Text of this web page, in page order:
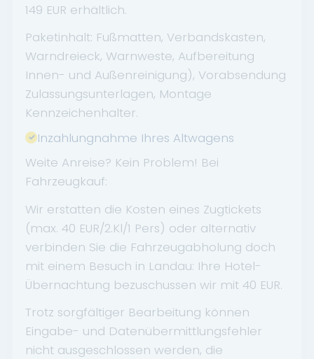
149 EUR erhältlich.
Paketinhalt: Fußmatten, Verbandskasten,
Warndreieck, Warnweste, Aufbereitung
Innen- und Außenreinigung), Vorabsendung
Zulassungsunterlagen, Montage
Kennzeichenhalter.
Inzahlungnahme Ihres Altwagens
Weite Anreise? Kein Problem! Bei
Fahrzeugkauf:
Wir erstatten die Kosten eines Zugtickets
(max. 40 EUR/2.Kl/1 Pers) oder alternativ
verbinden Sie die Fahrzeugabholung doch
mit einem Besuch in Landau: Ihre Hotel-
Übernachtung bezuschussen wir mit 40 EUR.
Trotz sorgfältiger Bearbeitung können
Eingabe- und Datenübermittlungsfehler
nicht ausgeschlossen werden, die